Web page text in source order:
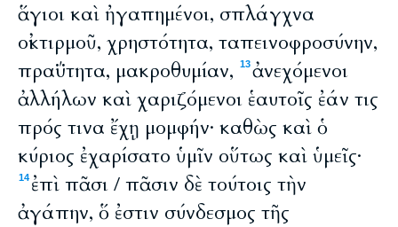
ἅγιοι καὶ ἠγαπημένοι, σπλάγχνα
οἰκτιρμοῦ, χρηστότητα, ταπεινοφροσύνην,
πραΰτητα, μακροθυμίαν,
13ἀνεχόμενοι
ἀλλήλων καὶ χαριζόμενοι ἑαυτοῖς ἐάν τις
πρός τινα ἔχῃ μομφήν· καθὼς καὶ ὁ
κύριος ἐχαρίσατο ὑμῖν οὕτως καὶ ὑμεῖς·
14 ἐπὶ πᾶσι / πᾶσιν δὲ τούτοις τὴν
ἀγάπην, ὅ ἐστιν σύνδεσμος τῆς